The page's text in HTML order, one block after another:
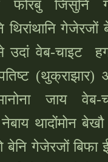
फोरबु जिसुनि
थिरांथानि
उदां वेब-चाइट
(थुक्राझार)
जाय वेब-
थादोंमोन बेखौ
बेनि गेजेरजों बिफा